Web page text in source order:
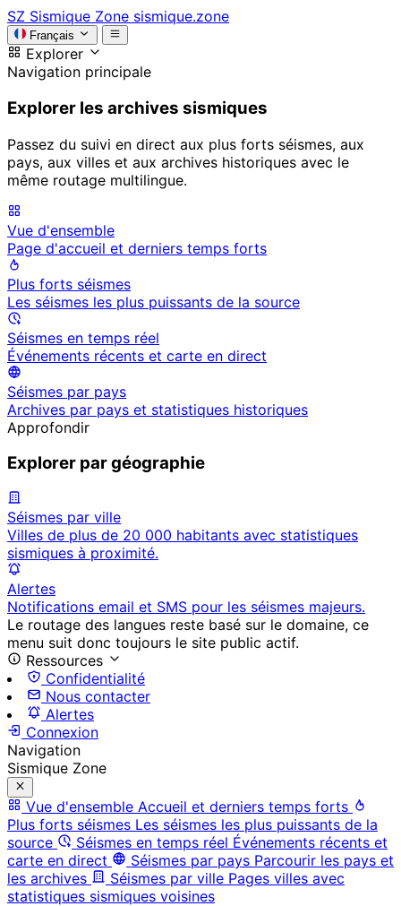
SZ Sismique Zone sismique.zone
Français
Explorer
Navigation principale
Explorer les archives sismiques
Passez du suivi en direct aux plus forts séismes, aux
pays, aux villes et aux archives historiques avec le
même routage multilingue.
Vue d'ensemble
Page d'accueil et derniers temps forts
Plus forts séismes
Les séismes les plus puissants de la source
Séismes en temps réel
Événements récents et carte en direct
Séismes par pays
Archives par pays et statistiques historiques
Approfondir
Explorer par géographie
Séismes par ville
Villes de plus de 20 000 habitants avec statistiques
sismiques à proximité.
Alertes
Notifications email et SMS pour les séismes majeurs.
Le routage des langues reste basé sur le domaine, ce
menu suit donc toujours le site public actif.
Ressources
Confidentialité
Nous contacter
Alertes
Connexion
Navigation
Sismique Zone
Vue d'ensemble Accueil et derniers temps forts
Plus forts séismes Les séismes les plus puissants de la
source
Séismes en temps réel Événements récents et
carte en direct
Séismes par pays Parcourir les pays et
les archives
Séismes par ville Pages villes avec
statistiques sismiques voisines